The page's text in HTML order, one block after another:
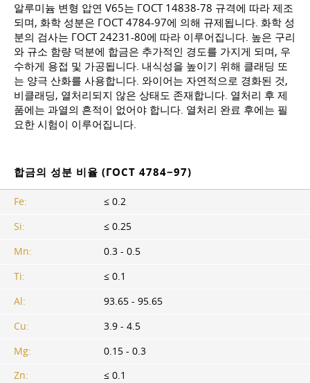
알루미늄 변형 압연 V65는 ГОСТ 14838-78 규격에 따라 제조
되며, 화학 성분은 ГОСТ 4784-97에 의해 규제됩니다. 화학 성
분의 검사는 ГОСТ 24231-80에 따라 이루어집니다. 높은 구리
와 규소 함량 덕분에 합금은 추가적인 경도를 가지게 되며, 우
수하게 용접 및 가공됩니다. 내식성을 높이기 위해 클래딩 또
는 양극 산화를 사용합니다. 와이어는 자연적으로 경화된 것,
비클래딩, 열처리되지 않은 상태도 존재합니다. 열처리 후 제
품에는 과열의 흔적이 없어야 합니다. 열처리 완료 후에는 필
요한 시험이 이루어집니다.
합금의 성분 비율 (ГОСТ 4784−97)
Fe:
≤ 0.2
Si:
≤ 0.25
Mn:
0.3 - 0.5
Ti:
≤ 0.1
Al:
93.65 - 95.65
Cu:
3.9 - 4.5
Mg:
0.15 - 0.3
Zn:
≤ 0.1